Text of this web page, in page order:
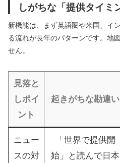
しがちな「提供タイミ
新機能は、まず英語圏や米国、イ
る流れが長年のパターンです。地
せん。
見落と
しポイ
ント
起きがちな勘違い
ニュー
スの対
「世界で提供開
始」と読んで日本